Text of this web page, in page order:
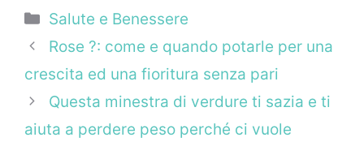
Categorie
Salute e Benessere
Rose ?: come e quando potarle per una
crescita ed una fioritura senza pari
Questa minestra di verdure ti sazia e ti
aiuta a perdere peso perché ci vuole